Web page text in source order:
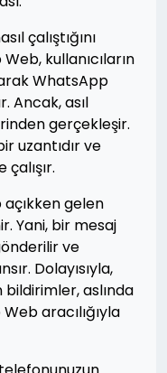
çalıştığını
kullanıcıların
WhatsApp
Ancak, asıl
gerçekleşir.
uzantıdır ve
gelen
Yani, bir mesaj
ve
Dolayısıyla,
aslında
aracılığıyla